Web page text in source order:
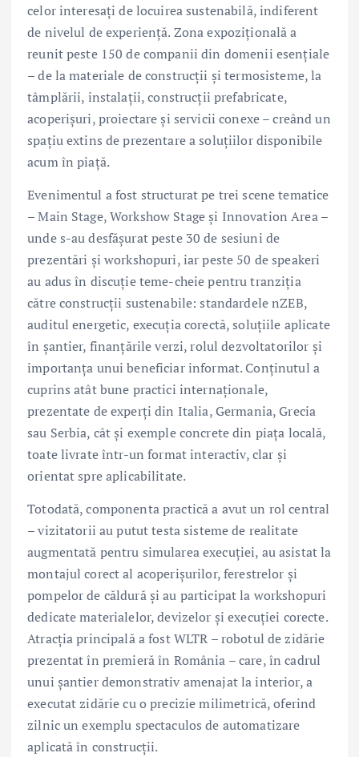
celor interesați de locuirea sustenabilă, indiferent
de nivelul de experiență. Zona expozițională a
reunit peste 150 de companii din domenii esențiale
– de la materiale de construcții și termosisteme, la
tâmplării, instalații, construcții prefabricate,
acoperișuri, proiectare și servicii conexe – creând un
spațiu extins de prezentare a soluțiilor disponibile
acum în piață.
Evenimentul a fost structurat pe trei scene tematice
– Main Stage, Workshow Stage și Innovation Area –
unde s-au desfășurat peste 30 de sesiuni de
prezentări și workshopuri, iar peste 50 de speakeri
au adus în discuție teme-cheie pentru tranziția
către construcții sustenabile: standardele nZEB,
auditul energetic, execuția corectă, soluțiile aplicate
în șantier, finanțările verzi, rolul dezvoltatorilor și
importanța unui beneficiar informat. Conținutul a
cuprins atât bune practici internaționale,
prezentate de experți din Italia, Germania, Grecia
sau Serbia, cât și exemple concrete din piața locală,
toate livrate într-un format interactiv, clar și
orientat spre aplicabilitate.
Totodată, componenta practică a avut un rol central
– vizitatorii au putut testa sisteme de realitate
augmentată pentru simularea execuției, au asistat la
montajul corect al acoperișurilor, ferestrelor și
pompelor de căldură și au participat la workshopuri
dedicate materialelor, devizelor și execuției corecte.
Atracția principală a fost WLTR – robotul de zidărie
prezentat în premieră în România – care, în cadrul
unui șantier demonstrativ amenajat la interior, a
executat zidărie cu o precizie milimetrică, oferind
zilnic un exemplu spectaculos de automatizare
aplicată în construcții.